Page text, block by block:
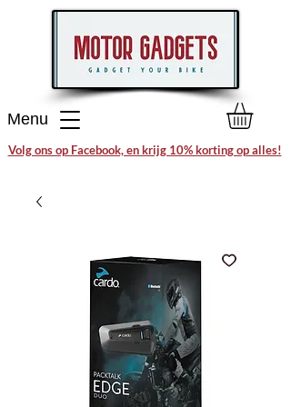
Menu
Volg ons op Facebook, en krijg 10% korting op alles!